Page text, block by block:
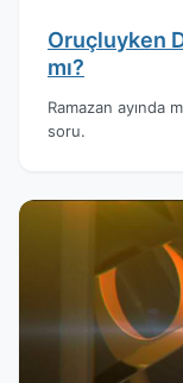
Oruçluyken
mı?
Ramazan ayında
soru.